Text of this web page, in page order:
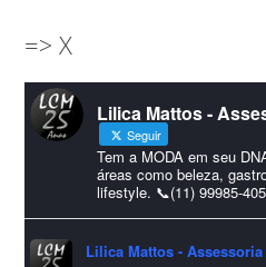
amigos que sempre nos
#lcmassessoriassessoria#natal
#HappyNewYear
Foto
Visualizar no Facebook · Compartilhar
Lilica Mattos -
=> X
Lilica Mattos -
Seguir
Tem a MODA em seu
áreas como beleza,
lifestyle. 📞(11) 99985-
Lilica Mattos -